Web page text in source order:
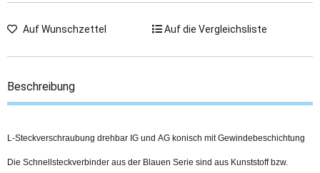
Auf Wunschzettel Auf die Vergleichsliste
Beschreibung
L-Steckverschraubung drehbar IG und AG konisch mit Gewindebeschichtung
Die Schnellsteckverbinder aus der Blauen Serie sind aus Kunststoff bzw.